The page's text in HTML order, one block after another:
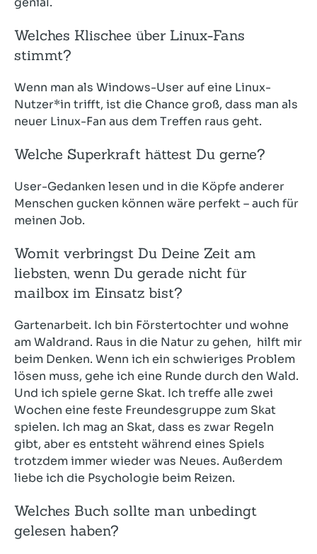
Welches Klischee über Linux-Fans
stimmt?
Wenn man als Windows-User auf eine Linux-
Nutzer*in trifft, ist die Chance groß, dass man als
neuer Linux-Fan aus dem Treffen raus geht.
Welche Superkraft hättest Du gerne?
User-Gedanken lesen und in die Köpfe anderer
Menschen gucken können wäre perfekt – auch für
meinen Job.
Womit verbringst Du Deine Zeit am
liebsten, wenn Du gerade nicht für
mailbox im Einsatz bist?
Gartenarbeit. Ich bin Förstertochter und wohne
am Waldrand. Raus in die Natur zu gehen, hilft mir
beim Denken. Wenn ich ein schwieriges Problem
lösen muss, gehe ich eine Runde durch den Wald.
Und ich spiele gerne Skat. Ich treffe alle zwei
Wochen eine feste Freundesgruppe zum Skat
spielen. Ich mag an Skat, dass es zwar Regeln
gibt, aber es entsteht während eines Spiels
trotzdem immer wieder was Neues. Außerdem
liebe ich die Psychologie beim Reizen.
Welches Buch sollte man unbedingt
gelesen haben?